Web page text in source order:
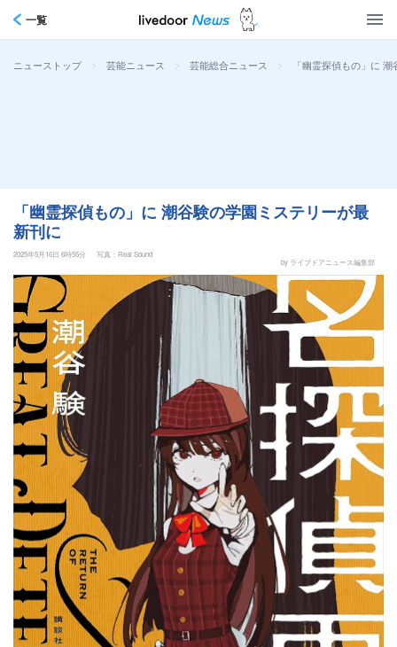
一覧
ニューストップ > 芸能ニュース > 芸能総合ニュース > 「幽霊探偵もの」に
「幽霊探偵もの」に 潮谷験の学園ミステリーが最
新刊に
2025年5月16日 6時55分
写真：Real Sound
by ライブドアニュース編集部